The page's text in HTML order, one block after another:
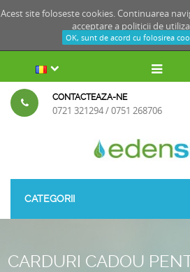
Acest site foloseste cookies. Continuarea
acceptare a politicii de
OK, sunt de acord cu folosirea
CONTACTEAZA-NE
0721 321294 / 0751 268706
CATEGORII
CARDURI CADOU